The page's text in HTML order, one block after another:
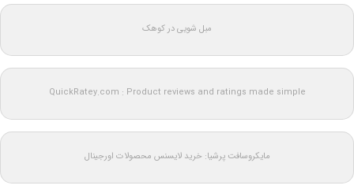
مبل شویی در کوهک
QuickRatey.com : Product reviews and ratings made simple
مایکروسافت پرشیا: خرید لایسنس محصولات اورجینال